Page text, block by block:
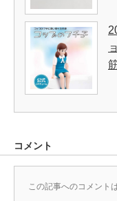
コメント
この記事へのコメント